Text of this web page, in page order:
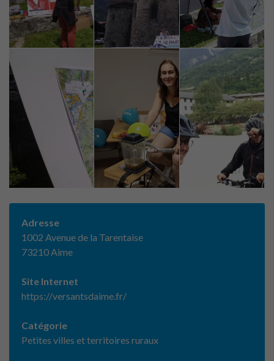
Adresse
1002 Avenue de la Tarentaise
73210 Aime
Site Internet
https://versantsdaime.fr/
Catégorie
Petites villes et territoires ruraux